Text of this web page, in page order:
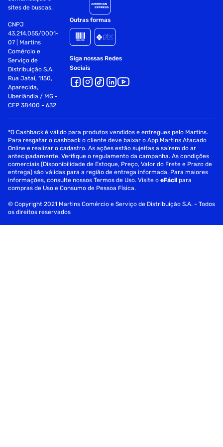
Saída de Audio (RMS): 20W
Tipo de Speaker: 2CH (10W+10W)
Broadcasting System:
Digital Broadcasting: ISDB-T
Tuner Analógico: Sim
Dispositivo Smart:
Tipo Smart TV: Smart
Sistema Operacional: Tizen
Suportado: Samsung businessTV / Netflix / Amazon Prime
sites de buscas.
CNPJ
43.214.055/0001-
07 | Martins
Comércio e
Serviço de
Distribuição S.A.
Rua Jataí, 1150,
Aparecida,
Uberlândia / MG -
CEP 38400 - 632
Outras formas
Siga nossas Redes
Sociais
*O Cashback é válido para produtos vendidos e entregues pelo Martins.
Para resgatar o cashback o cliente deve baixar o App Martins Atacado
Online e realizar o cadastro. As ações estão sujeitas a saírem do ar
antecipadamente. Verifique o regulamento da campanha. As condições
comerciais (Disponibilidade de Estoque, Preço, Valor do Frete e Prazo de
entrega) são válidas para a região de entrega informada. Para maiores
informações, consulte nossos Termos de Uso. Visite oeFácil para
compras de Uso e Consumo de Pessoa Física.
© Copyright 2021 Martins Comércio e Serviço de Distribuição S.A. - Todos
os direitos reservados